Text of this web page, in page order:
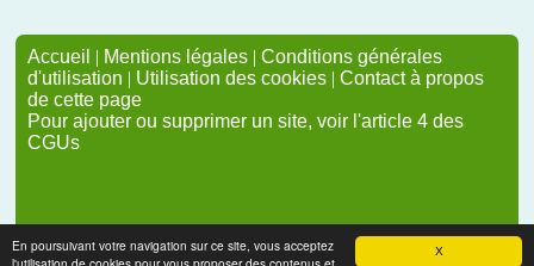
X
En poursuivant votre navigation sur ce site, vous acceptez
Accueil | Mentions légales | Conditions générales
d'utilisation | Utilisation des cookies | Contact à propos
de cette page
Pour ajouter ou supprimer un site, voir l'article 4 des
CGUs